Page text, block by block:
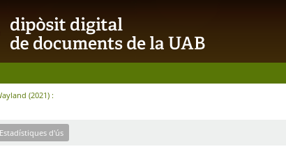
(2021) :
Estadístiques d'ús